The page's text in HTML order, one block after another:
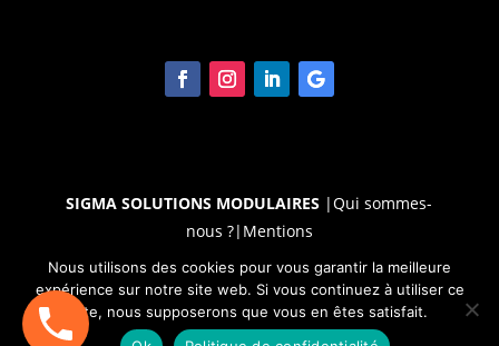
SIGMA SOLUTIONS MODULAIRES |Qui sommes-
nous ?| Mentions
légales | RGPD | Cookies | CGU | CGV | Médiateur|
Nous utilisons des cookies pour vous garantir la meilleure
expérience sur notre site web. Si vous continuez à utiliser ce
site, nous supposerons que vous en êtes satisfait.